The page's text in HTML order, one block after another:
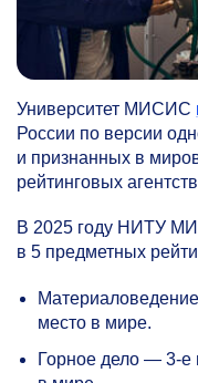
Университет МИСИС
России по версии
и признанных в
рейтинговых
В 2025 году НИТУ
в 5 предметных
место в мире.
Горное дело —3-е